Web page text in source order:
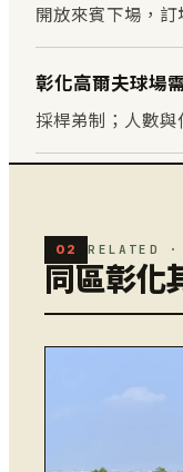
開放來賓下場，訂
彰化高爾夫球場
採桿弟制；人數與
02 RELATED ·
同區彰化